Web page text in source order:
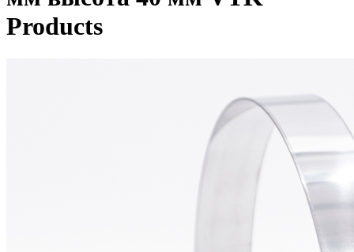
Products